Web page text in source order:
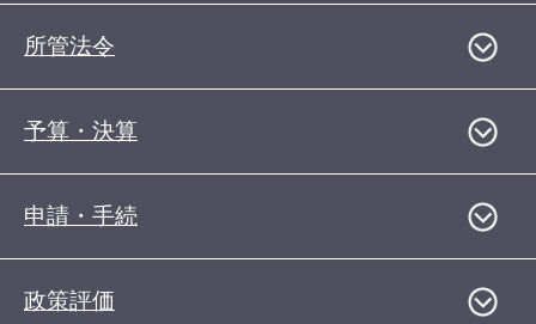
所管法令
予算・決算
申請・手続
政策評価